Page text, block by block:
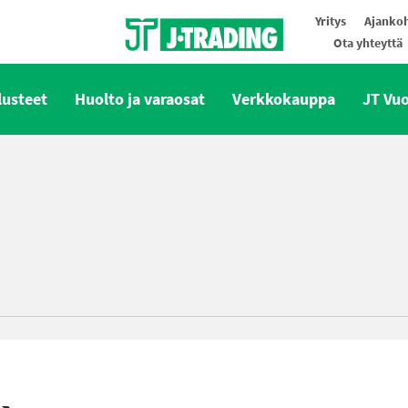
Yritys
Ota yhteyttä
Huolto ja varaosat Verkkokauppa JT